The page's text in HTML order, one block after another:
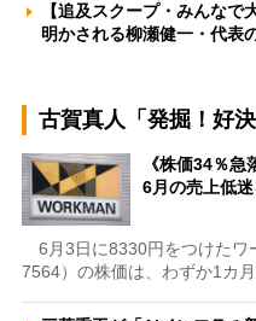
【追及スクープ・みんな
明かされる柳瀬健一・代表
古賀真人「発掘！好決
《株価34％急
6月の売上低
6月3日に8330円をつけたワ
7564）の株価は、わずか1カ